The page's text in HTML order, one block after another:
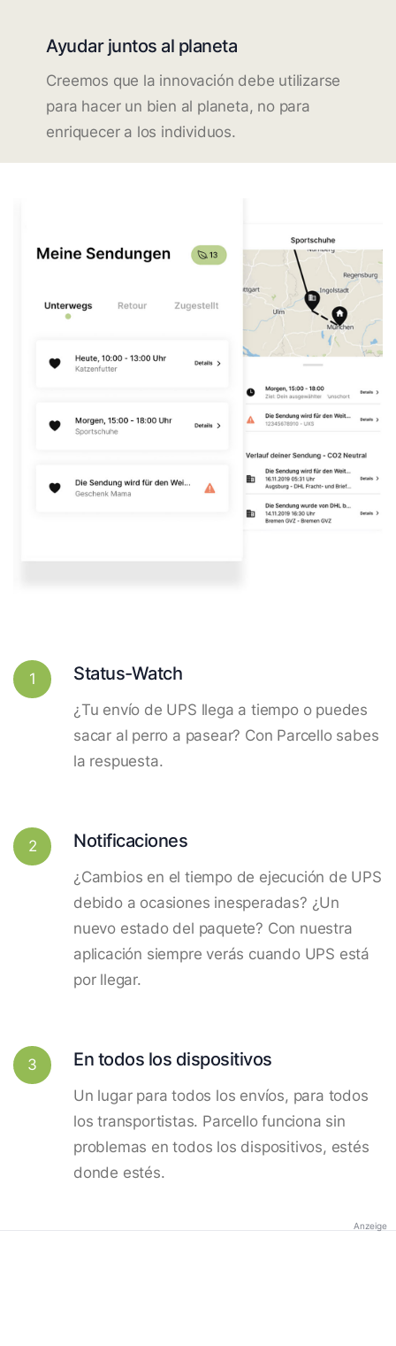
Ayudar juntos al planeta
Creemos que la innovación debe utilizarse
para hacer un bien al planeta, no para
enriquecer a los individuos.
1 Status-Watch
¿Tu envío de UPS llega a tiempo o puedes
sacar al perro a pasear? Con Parcello sabes
la respuesta.
2 Notificaciones
¿Cambios en el tiempo de ejecución de UPS
debido a ocasiones inesperadas? ¿Un
nuevo estado del paquete? Con nuestra
aplicación siempre verás cuando UPS está
por llegar.
3 En todos los dispositivos
Un lugar para todos los envíos, para todos
los transportistas. Parcello funciona sin
problemas en todos los dispositivos, estés
donde estés.
Anzeige